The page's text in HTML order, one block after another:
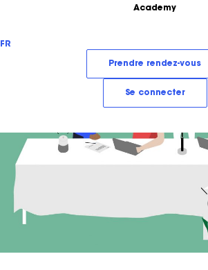
Love Stories
Academy
FR
Prendre rendez-vous
Se connecter